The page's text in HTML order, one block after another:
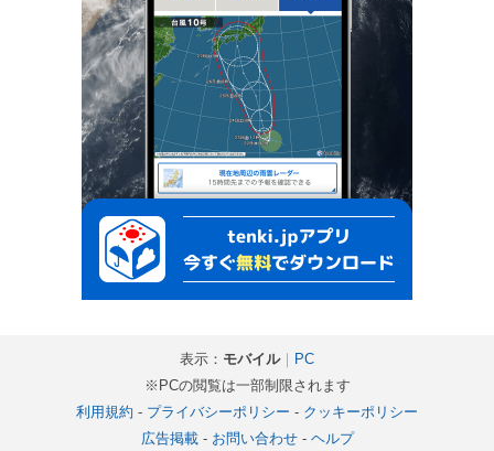
表示： モバイル｜ PC
※PCの閲覧は一部制限されます
利用規約 - プライバシーポリシー - クッキーポリシー
広告掲載- お問い合わせ- ヘルプ